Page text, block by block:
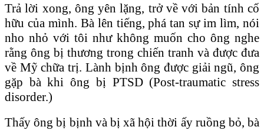
Trả lời xong, ông yên lặng, trở về với bản tính cố
hữu của mình. Bà lên tiếng, phá tan sự im lìm, nói
nho nhỏ với tôi như không muốn cho ông nghe
rằng ông bị thương trong chiến tranh và được đưa
về Mỹ chữa trị. Lành bịnh ông được giải ngũ, ông
gặp bà khi ông bị PTSD (Post-traumatic stress
disorder.)
Thấy ông bị bịnh và bị xã hội thời ấy ruồng bỏ, bà